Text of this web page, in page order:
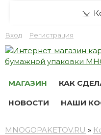
Вход Регистрация
МАГАЗИН КАК
НОВОСТИ НАШИ
MNOGOPAKETOV.RU »